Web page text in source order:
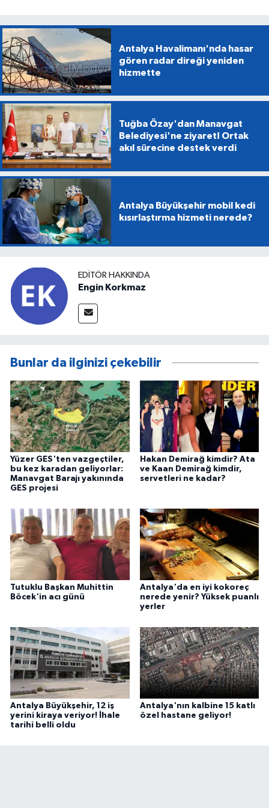
Antalya Havalimanı'nda hasar
gören radar direği yeniden
hizmette
Tuğba Özay'dan Manavgat
Belediyesi'ne ziyaret! Ortak
akıl sürecine destek verdi
Antalya Büyükşehir mobil kedi
kısırlaştırma hizmeti nerede?
EDITÖR HAKKINDA
Engin Korkmaz
Bunlar da ilginizi çekebilir
Yüzer GES'ten vazgeçtiler,
bu kez karadan geliyorlar:
Manavgat Barajı yakınında
GES projesi
Hakan Demirağ kimdir? Ata
ve Kaan Demirağ kimdir,
servetleri ne kadar?
Tutuklu Başkan Muhittin
Böcek'in acı günü
Antalya'da en iyi kokoreç
nerede yenir? Yüksek puanlı
yerler
Antalya Büyükşehir, 12 iş
yerini kiraya veriyor! İhale
tarihi belli oldu
Antalya'nın kalbine 15 katlı
özel hastane geliyor!